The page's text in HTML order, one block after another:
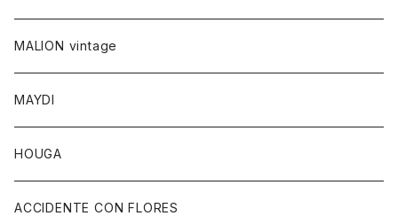
MALION vintage
MAYDI
HOUGA
ACCIDENTE CON FLORES